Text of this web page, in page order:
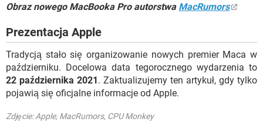
Obraz nowego MacBooka Pro autorstwa MacRumors
Prezentacja Apple
Tradycją stało się organizowanie nowych premier Maca w
październiku. Docelowa data tegorocznego wydarzenia to
22 października 2021. Zaktualizujemy ten artykuł, gdy tylko
pojawią się oficjalne informacje od Apple.
Zdjęcie: Apple, MacRumors, CPU Monkey